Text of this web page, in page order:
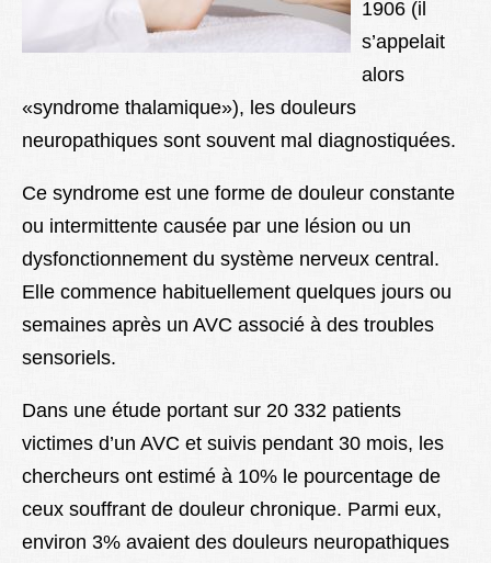
1906 (il
s’appelait
alors
«syndrome thalamique»), les douleurs
neuropathiques sont souvent mal diagnostiquées.
Ce syndrome est une forme de douleur constante
ou intermittente causée par une lésion ou un
dysfonctionnement du système nerveux central.
Elle commence habituellement quelques jours ou
semaines après un AVC associé à des troubles
sensoriels.
Dans une étude portant sur 20 332 patients
victimes d’un AVC et suivis pendant 30 mois, les
chercheurs ont estimé à 10% le pourcentage de
ceux souffrant de douleur chronique. Parmi eux,
environ 3% avaient des douleurs neuropathiques